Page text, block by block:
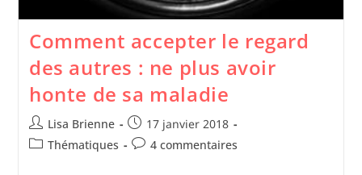
Comment accepter le regard
des autres : ne plus avoir
honte de sa maladie
Lisa Brienne
17 janvier 2018
Thématiques
4 commentaires